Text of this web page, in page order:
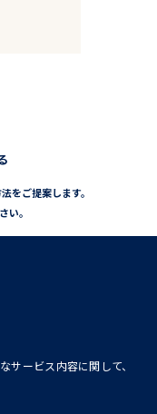
をご提案します。
い。
サービス内容に関して、